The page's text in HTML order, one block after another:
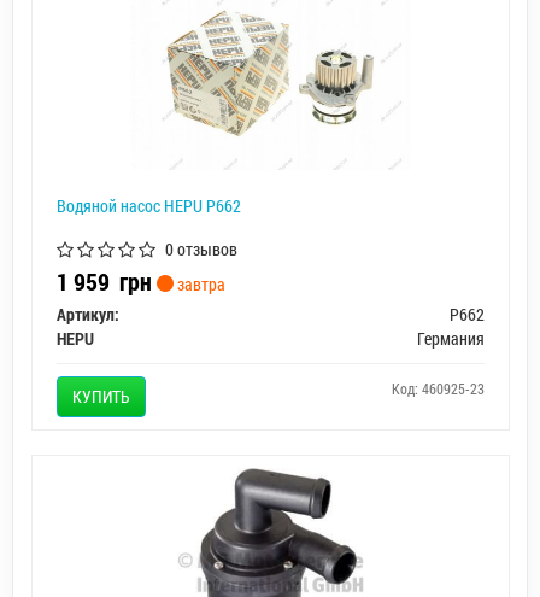
Водяной насос HEPU P662
0 отзывов
1 959 грн
завтра
Артикул:
P662
HEPU
Германия
КУПИТЬ Код: 460925-23